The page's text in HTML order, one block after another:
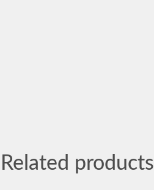
Related products